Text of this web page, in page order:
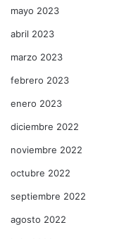
mayo 2023
abril 2023
marzo 2023
febrero 2023
enero 2023
diciembre 2022
noviembre 2022
octubre 2022
septiembre 2022
agosto 2022